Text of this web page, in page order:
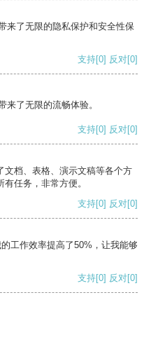
来了无限的隐私保护和安全性保
支持[0] 反对[0]
了无限的流畅体验。
支持[0] 反对[0]
文档、表格、演示文稿等各个方
任务，非常方便。
支持[0] 反对[0]
工作效率提高了50%，让我能够
支持[0] 反对[0]